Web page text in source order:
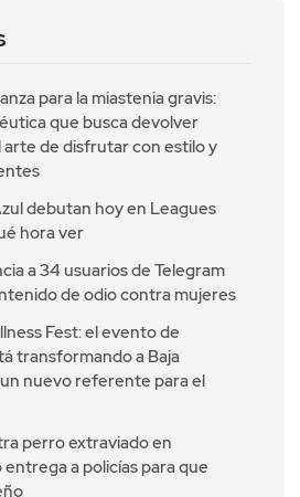
para la miastenia gravis:
que busca devolver
arte de disfrutar con estilo y
debutan hoy en Leagues
hora ver
a 34 usuarios de Telegram
de odio contra mujeres
Fest: el evento de
transformando a Baja
nuevo referente para el
perro extraviado en
a policías para que